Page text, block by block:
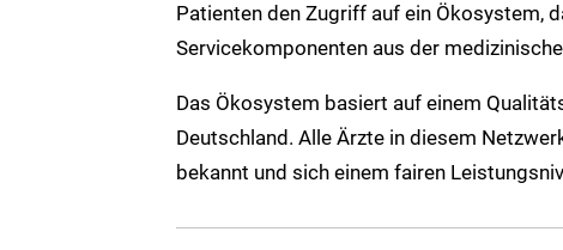
Patienten den Zugriff auf ein Ökosystem,
Servicekomponenten aus der
Das Ökosystem basiert auf einem
Deutschland. Alle Ärzte in diesem
bekannt und sich einem fairen